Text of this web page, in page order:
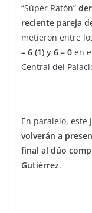
“Súper Ratón”
reciente pareja
metieron entre
– 6 (1) y 6 – 0 en
Central del
En paralelo, este
volverán a
final al dúo
Gutiérrez.